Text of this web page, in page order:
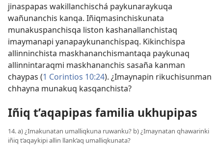
jinaspapas wakillanchischá paykunaraykuqa
wañunanchis kanqa. Iñiqmasinchiskunata
munakuspanchisqa liston kashanallanchistaq
imaymanapi yanapaykunanchispaq. Kikinchispa
allinninchista maskhananchismantaqa paykunaq
allinnintaraqmi maskhananchis sasaña kanman
chaypas (1 Corintios 10:24). ¿Imaynapin rikuchisunman
chhayna munakuq kasqanchista?
Iñiq t’aqapipas familia ukhupipas
14. a) ¿Imakunatan umalliqkuna ruwanku? b) ¿Imaynatan qhawarinki
iñiq t’aqaykipi allin llank’aq umalliqkunata?